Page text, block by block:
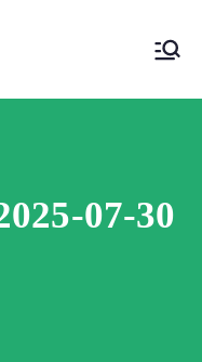
im.
Górze
07-30